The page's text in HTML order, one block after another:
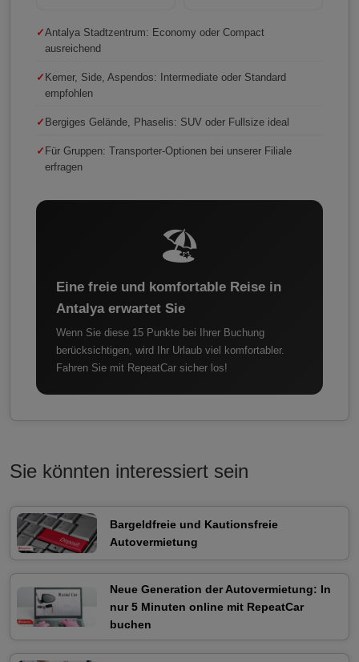
✓Antalya Stadtzentrum: Economy oder Compact
ausreichend
✓ Kemer, Side, Aspendos: Intermediate oder Standard
empfohlen
✓ Bergiges Gelände, Phaselis: SUV oder Fullsize ideal
✓ Für Gruppen: Transporter-Optionen bei unserer Filiale
erfragen
🏖️
Eine freie und komfortable Reise in
Antalya erwartet Sie
Wenn Sie diese 15 Punkte bei Ihrer Buchung
berücksichtigen, wird Ihr Urlaub viel komfortabler.
Fahren Sie mit RepeatCar sicher los!
Sie könnten interessiert sein
Bargeldfreie und Kautionsfreie
Autovermietung
Neue Generation der Autovermietung: In
nur 5 Minuten online mit RepeatCar
buchen